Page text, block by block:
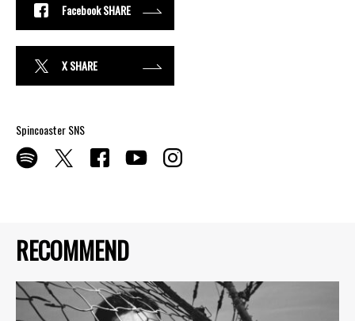
RECOMMEND
Facebook SHARE
X SHARE
Spincoaster SNS